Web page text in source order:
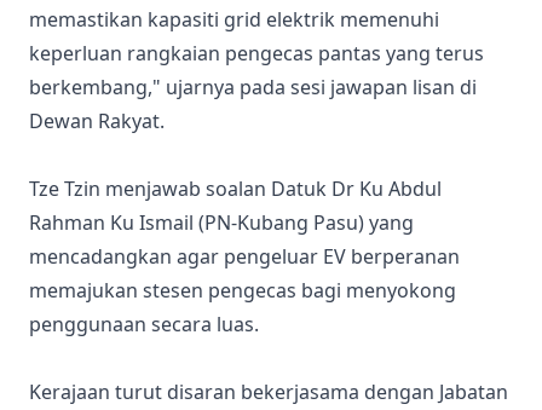
memastikan kapasiti grid elektrik memenuhi
keperluan rangkaian pengecas pantas yang terus
berkembang," ujarnya pada sesi jawapan lisan di
Dewan Rakyat.
Tze Tzin menjawab soalan Datuk Dr Ku Abdul
Rahman Ku Ismail (PN-Kubang Pasu) yang
mencadangkan agar pengeluar EV berperanan
memajukan stesen pengecas bagi menyokong
penggunaan secara luas.
Kerajaan turut disaran bekerjasama dengan Jabatan